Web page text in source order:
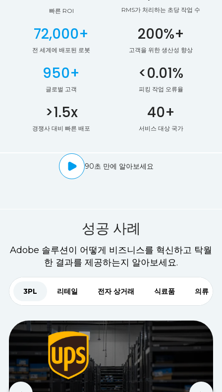
#주문 처리 부문 1위
1-3년
빠른 ROI
10,000+
RMS가 처리하는 초당 작업 수
72,000+
전 세계에 배포된 로봇
200%+
고객을 위한 생산성 향상
950+
글로벌 고객
<0.01%
피킹 작업 오류율
>1.5x
경쟁사 대비 빠른 배포 서비스 대상 국가
성공 사례
Adobe 솔루션이 어떻게 비즈니스를 혁신하고 탁월
한 결과를 제공하는지 알아보세요.
3PL 리테일 전자 상거래 식료품 의류